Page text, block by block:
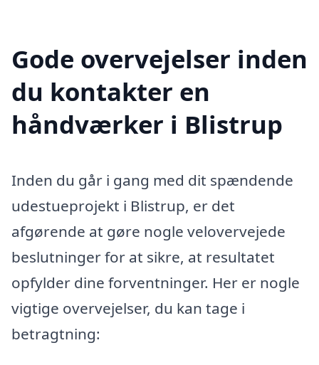
Gode overvejelser inden
du kontakter en
håndværker i Blistrup
Inden du går i gang med dit spændende
udestueprojekt i Blistrup, er det
afgørende at gøre nogle velovervejede
beslutninger for at sikre, at resultatet
opfylder dine forventninger. Her er nogle
vigtige overvejelser, du kan tage i
betragtning: